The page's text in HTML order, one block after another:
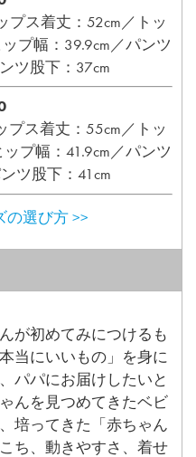
プス着丈：52cm／トッ
プ幅：39.9cm／パンツ
ツ股下：37cm
プス着丈：55cm／トッ
プ幅：41.9cm／パンツ
ツ股下：41cm
の選び方 >>
が初めてみにつけるも
当にいいもの」を身に
パパにお届けしたいと
んを見つめてきたベビ
培ってきた「赤ちゃん
ち、動きやすさ、着せ